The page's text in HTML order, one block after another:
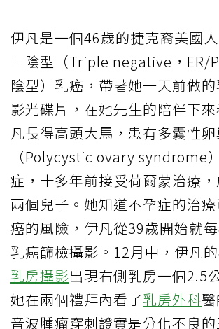
伊凡是一個46歲的捷克裔美國
三陰型（Triple negative，ER/
陰型）乳癌，帶著她一天前做
影光碟片，在她先生的陪伴下
凡長得高頭大馬，患有多囊性
（Polycystic ovary syndrome
症，十多年前接受荷爾蒙治療
兩個兒子。她知道不孕症的治
癌的風險，伊凡從39歲開始就
乳癌篩檢攝影。12月中，伊凡
乳房攝影出現右側乳房一個2.5
她在兩個禮拜內看了乳房外科
音波腫瘤穿刺證實是分化不良